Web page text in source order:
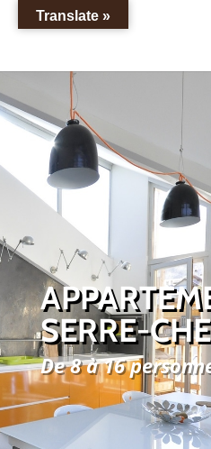
SERRE-
De 8 à 16
Translate »